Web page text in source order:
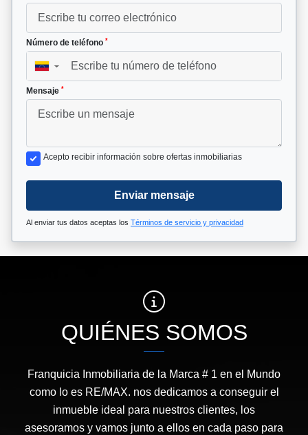
Número de teléfono *
▼
Mensaje *
Acepto recibir información sobre ofertas inmobiliarias
Enviar mensaje
Al enviar tus datos aceptas los Términos de servicio y privacidad
QUIÉNES SOMOS
Franquicia Inmobiliaria de la Marca # 1 en el Mundo
como lo es RE/MAX. nos dedicamos a conseguir el
inmueble ideal para nuestros clientes, los
asesoramos y vamos junto a ellos en cada paso para